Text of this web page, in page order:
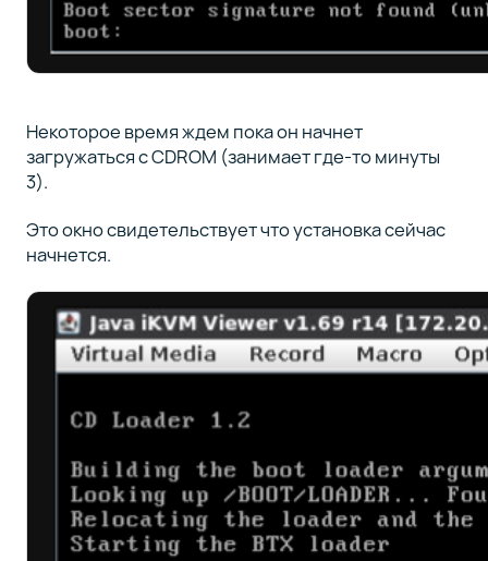
Некоторое время ждем пока он начнет
загружаться с CDROM (занимает где-то минуты
3).
Это окно свидетельствует что установка сейчас
начнется.